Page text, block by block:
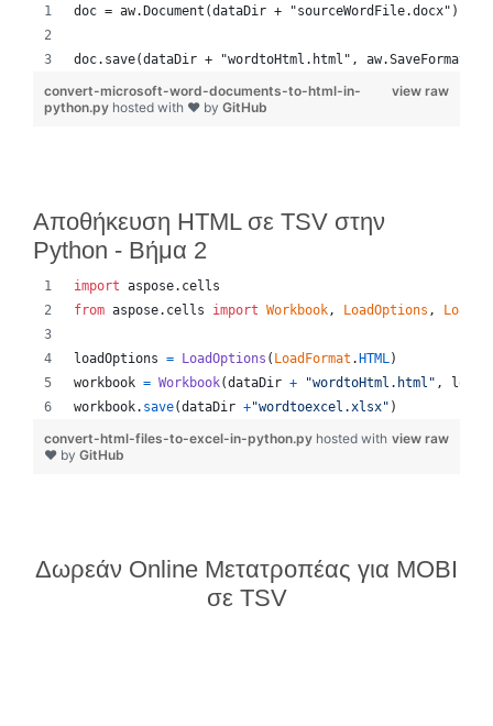
doc = aw.Document(dataDir + "sourceWordFile.docx")
doc.save(dataDir + "wordtoHtml.html",
view raw
convert-microsoft-word-documents-to-html-in-
python.py hosted with ❤ by GitHub
Αποθήκευση HTML σε TSV στην
Python - Βήμα 2
import aspose. cells
from aspose. cells import Workbook, LoadOptions ,
loadOptions = LoadOptions ( LoadFormat . HTML)
workbook = Workbook(dataDir + "wordtoHtml.html" ,
workbook. save(dataDir +"wordtoexcel.xlsx" )
view raw
convert-html-files-to-excel-in-python.py hosted with
❤ by GitHub
Δωρεάν Online Μετατροπέας για MOBI
σε TSV